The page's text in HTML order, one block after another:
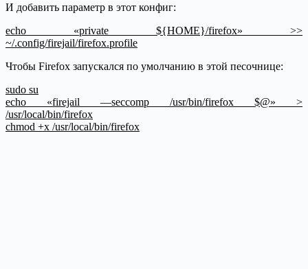
И добавить параметр в этот конфиг:
echo «private ${HOME}/firefox» >>
~/.config/firejail/firefox.profile
Чтобы Firefox запускался по умолчанию в этой песочнице:
sudo su
echo «firejail —seccomp /usr/bin/firefox $@» >
/usr/local/bin/firefox
chmod +x /usr/local/bin/firefox